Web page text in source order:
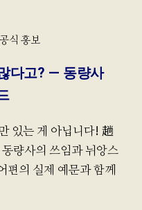
공식 홍보
다고? — 동량사
는 게 아닙니다! 趟
사의 쓰임과 뉘앙스
편의 실제 예문과 함께